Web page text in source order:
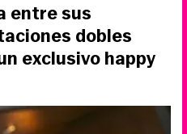
entre sus
dobles
exclusivo happy